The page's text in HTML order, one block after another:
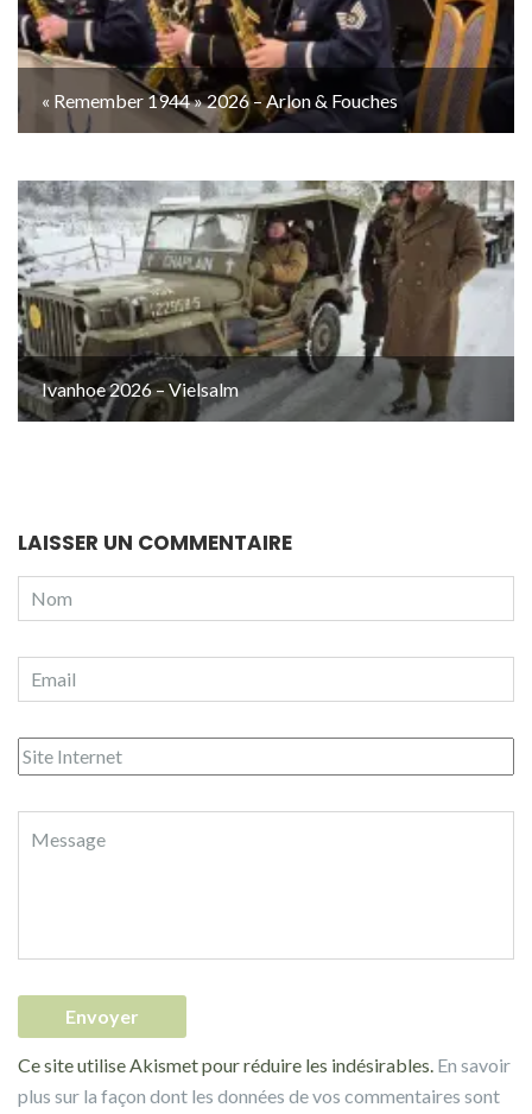
« Remember 1944 » 2026 – Arlon & Fouches
Ivanhoe 2026 – Vielsalm
LAISSER UN COMMENTAIRE
Ce site utilise Akismet pour réduire les indésirables. En savoir
plus sur la façon dont les données de vos commentaires sont